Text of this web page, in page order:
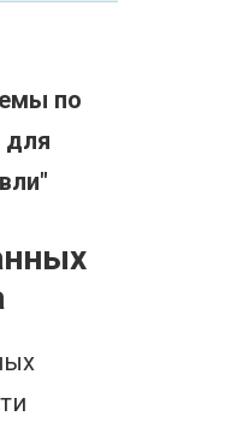
по
для